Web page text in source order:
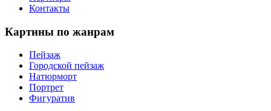
Контакты
Картины по жанрам
Пейзаж
Городской пейзаж
Натюрморт
Портрет
Фигуратив